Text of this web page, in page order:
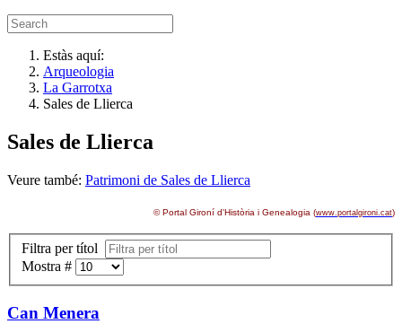
Estàs aquí:
Arqueologia
La Garrotxa
Sales de Llierca
Sales de Llierca
Veure també: Patrimoni de Sales de Llierca
© Portal Gironí d'Història i Genealogia (www.portalgironi.cat)
Filtra per títol
Mostra #
Can Menera